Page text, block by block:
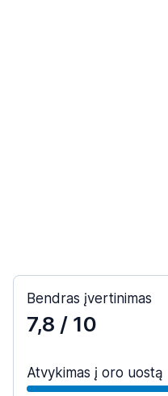
Bendras įvertinimas
7,8 / 10
Atvykimas į oro uostą